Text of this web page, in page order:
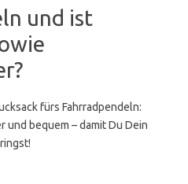
und ist
fürs Fahrradpendeln:
bequem – damit Du Dein